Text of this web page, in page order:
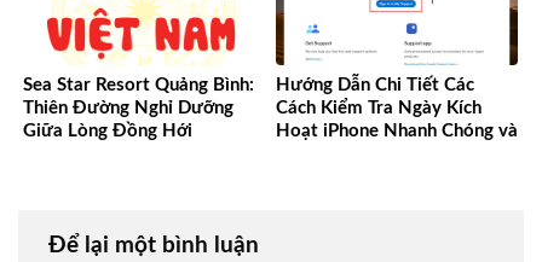
Sea Star Resort Quảng Bình:
Thiên Đường Nghỉ Dưỡng
Giữa Lòng Đồng Hới
Hướng Dẫn Chi Tiết Các
Cách Kiểm Tra Ngày Kích
Hoạt iPhone Nhanh Chóng và
Để lại một bình luận